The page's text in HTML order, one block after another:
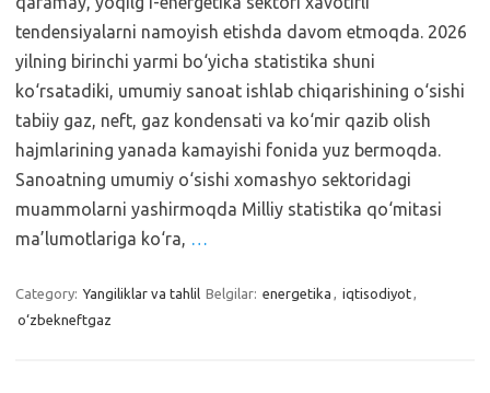
tendensiyalarni namoyish etishda davom etmoqda. 2026
yilning birinchi yarmi bo‘yicha statistika shuni
ko‘rsatadiki, umumiy sanoat ishlab chiqarishining o‘sishi
tabiiy gaz, neft, gaz kondensati va ko‘mir qazib olish
hajmlarining yanada kamayishi fonida yuz bermoqda.
Sanoatning umumiy o‘sishi xomashyo sektoridagi
muammolarni yashirmoqda Milliy statistika qo‘mitasi
ma’lumotlariga ko‘ra, …
Category: Yangiliklar va tahlil Belgilar: energetika , iqtisodiyot,
o‘zbekneftgaz